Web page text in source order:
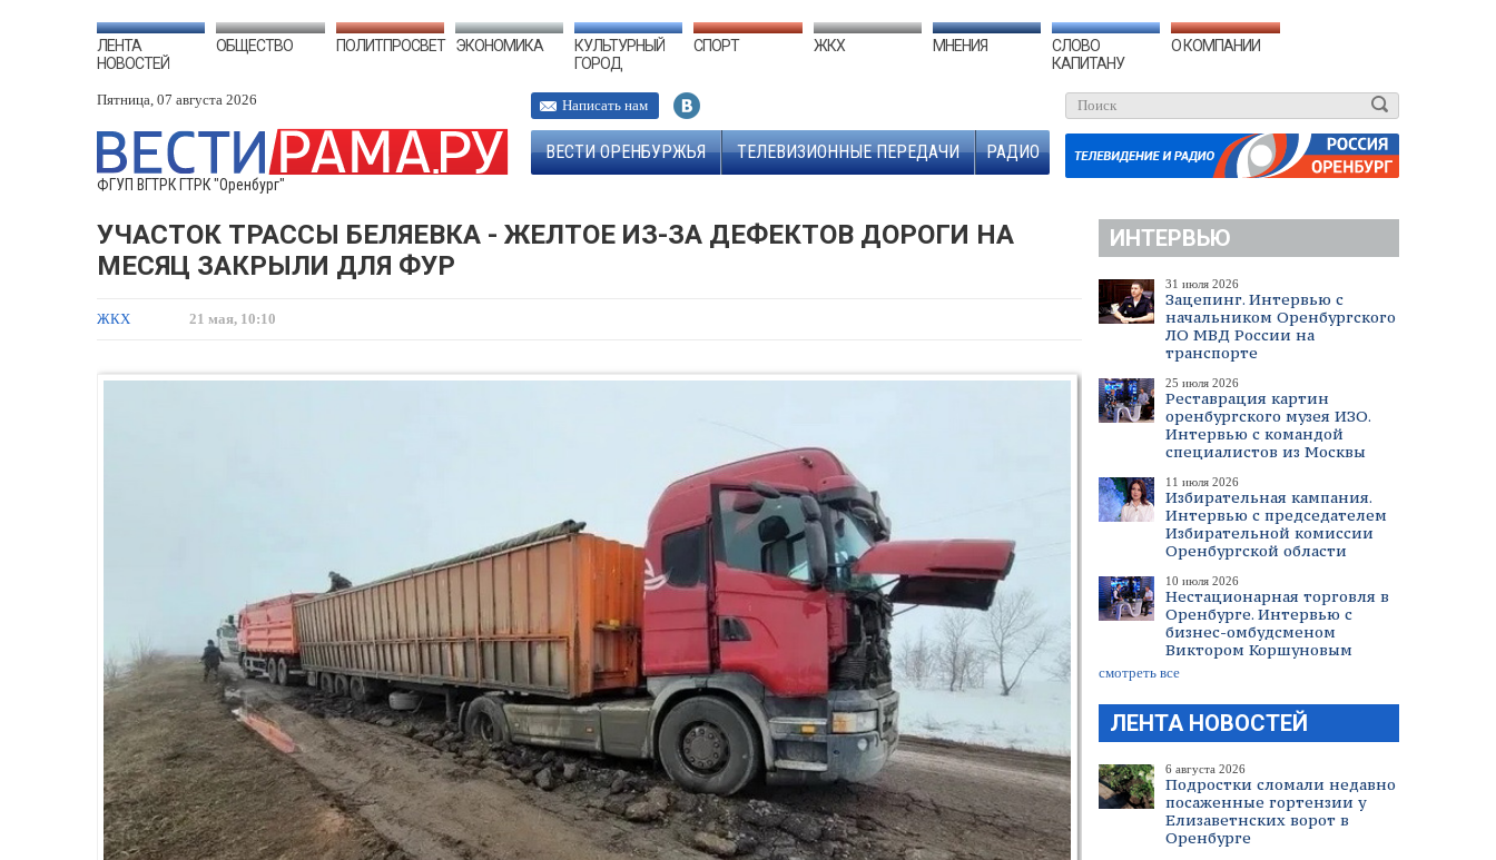
ЛЕНТА
НОВОСТЕЙ
ОБЩЕСТВО ПОЛИТПРОСВЕТ ЭКОНОМИКА
КУЛЬТУРНЫЙ
ГОРОД
СПОРТ ЖКХ МНЕНИЯ
СЛОВО
КАПИТАНУ
О КОМПАНИИ
Пятница, 07 августа 2026
ФГУП ВГТРК ГТРК "Оренбург"
Написать нам
ВЕСТИ ОРЕНБУРЖЬЯ ТЕЛЕВИЗИОННЫЕ ПЕРЕДАЧИ РАДИО
ИНТЕРВЬЮ
31 июля 2026
Зацепинг. Интервью с
начальником Оренбургского
ЛО МВД России на
транспорте
25 июля 2026
Реставрация картин
оренбургского музея ИЗО.
Интервью с командой
специалистов из Москвы
11 июля 2026
Избирательная кампания.
Интервью с председателем
Избирательной комиссии
Оренбургской области
10 июля 2026
Нестационарная торговля в
Оренбурге. Интервью с
бизнес-омбудсменом
Виктором Коршуновым
смотреть все
ЛЕНТА НОВОСТЕЙ
6 августа 2026
Подростки сломали недавно
посаженные гортензии у
Елизаветнских ворот в
Оренбурге
УЧАСТОК ТРАССЫ БЕЛЯЕВКА - ЖЕЛТОЕ ИЗ-ЗА ДЕФЕКТОВ ДОРОГИ НА
МЕСЯЦ ЗАКРЫЛИ ДЛЯ ФУР
ЖКХ 21 мая, 10:10